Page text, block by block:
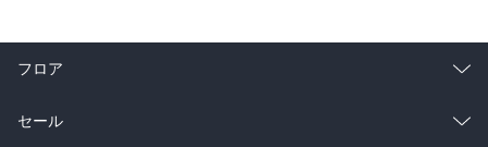
フロア
総合
セール